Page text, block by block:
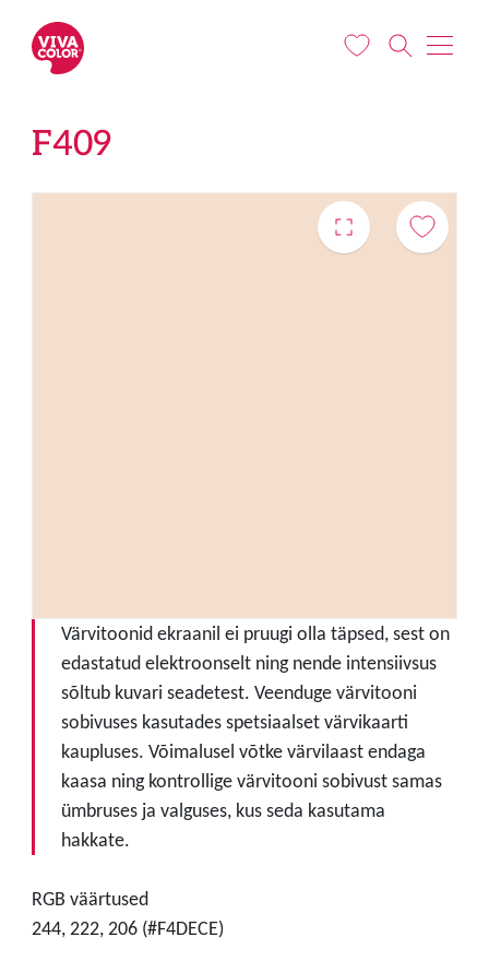
F409
Värvitoonid ekraanil ei pruugi olla täpsed, sest on
edastatud elektroonselt ning nende intensiivsus
sõltub kuvari seadetest. Veenduge värvitooni
sobivuses kasutades spetsiaalset värvikaarti
kaupluses. Võimalusel võtke värvilaast endaga
kaasa ning kontrollige värvitooni sobivust samas
ümbruses ja valguses, kus seda kasutama
hakkate.
RGB väärtused
244, 222, 206 (#F4DECE)